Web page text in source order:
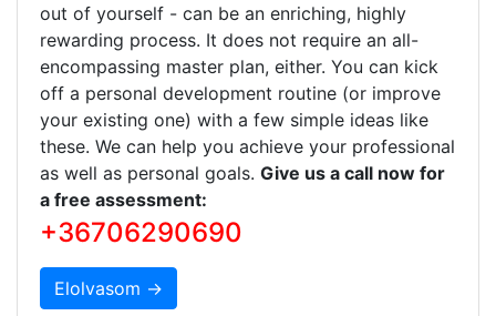
out of yourself - can be an enriching, highly
rewarding process. It does not require an all-
encompassing master plan, either. You can kick
off a personal development routine (or improve
your existing one) with a few simple ideas like
these. We can help you achieve your professional
as well as personal goals. Give us a call now for
a free assessment:
+36706290690
Elolvasom →